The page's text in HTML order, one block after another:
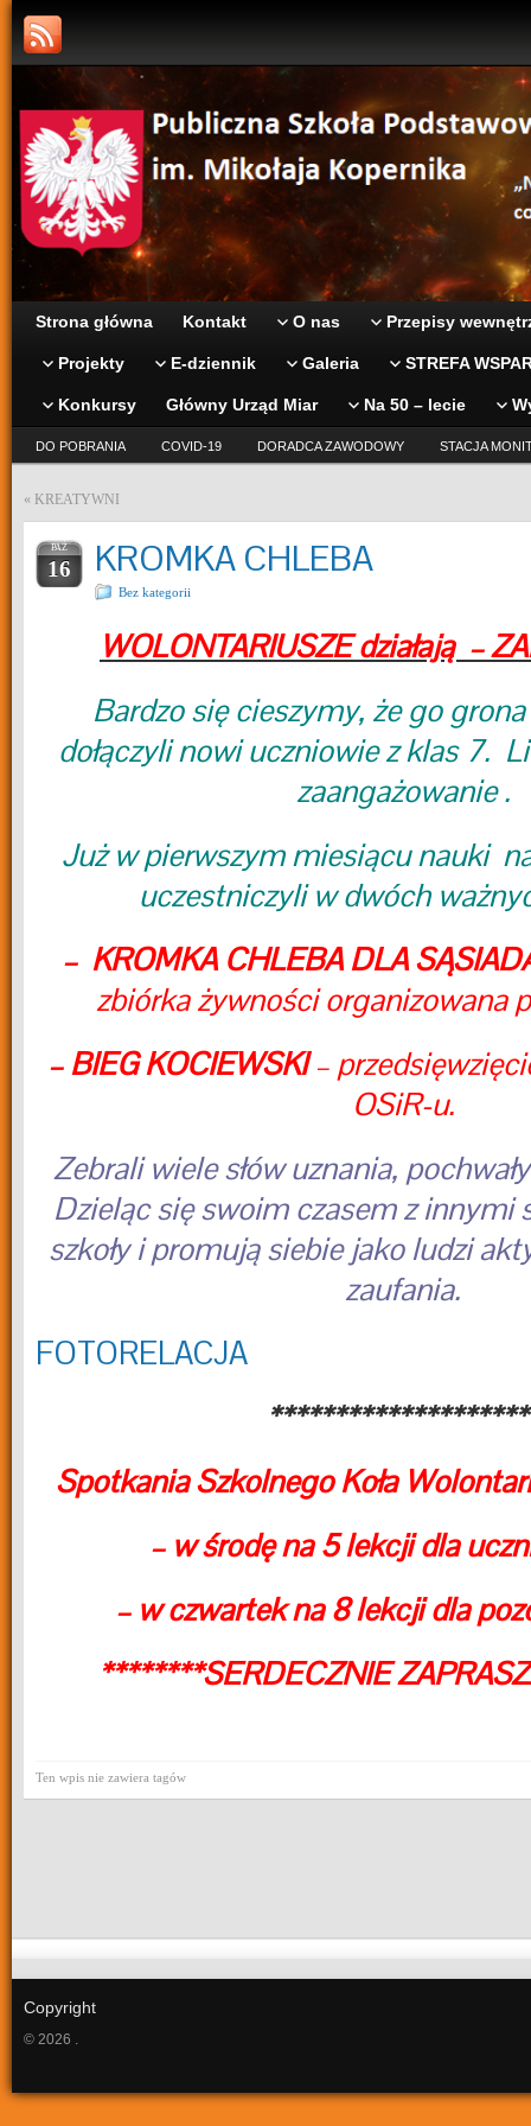
Strona główna Kontakt O nas Przepisy
Projekty E-dziennik Galeria STREFA
Konkursy Główny Urząd Miar Na 50 – lecie
DO POBRANIA COVID-19 DORADCA ZAWODOWY STACJA
« KREATYWNI
PAŹ
16 KROMKA CHLEBA
Bez kategorii
WOLONTARIUSZE działają –
Bardzo się cieszymy, że go
dołączyli nowi uczniowie z klas 7.
zaangażowanie .
Już w pierwszym miesiącu nauki
uczestniczyli w dwóch
– KROMKA CHLEBA DLA
zbiórka żywności organizowana
– BIEG KOCIEWSKI–
OSiR-u.
Zebrali wiele słów uznania,
Dzieląc się swoim czasem z innymi
szkoły i promują siebie jako ludzi
zaufania.
FOTORELACJA
Spotkania Szkolnego Koła
– w środę na 5 lekcji dla
– w czwartek na 8 lekcji dla
********SERDECZNIE
Ten wpis nie zawiera tagów
Copyright
© 2026 .